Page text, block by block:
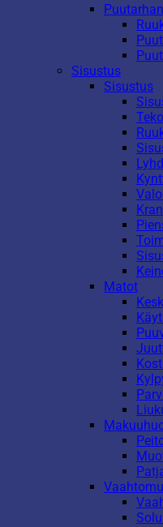
Sisustus
Sisustus
Matot